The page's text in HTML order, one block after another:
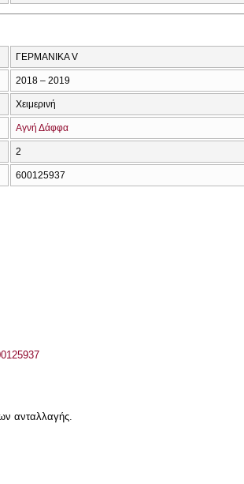
ΓΕΡΜΑΝΙΚΑ V
2018 – 2019
Χειμερινή
Αγνή Δάφφα
2
600125937
ανταλλαγής.